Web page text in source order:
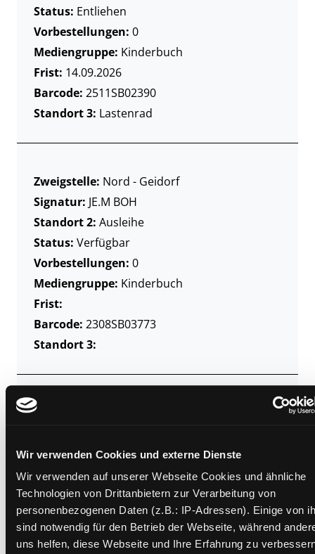
Wir verwenden Cookies und externe Dienste
Wir verwenden auf unserer Webseite Cookies und ähnliche
Technologien von Drittanbietern zur Verarbeitung von
personenbezogenen Daten (z.B.: IP-Adressen). Einige von
sind notwendig für den Betrieb der Webseite, während
uns helfen, diese Webseite und Ihre Erfahrung zu
Status: Entliehen
Vorbestellungen: 0
Mediengruppe: Kinderbuch
Frist: 14.09.2026
Barcode: 2511SB02390
Standort 3: Lastenrad
Zweigstelle: Nord - Geidorf
Signatur: JE.M BOH
Standort 2: Ausleihe
Status: Verfügbar
Vorbestellungen: 0
Mediengruppe: Kinderbuch
Frist:
Barcode: 2308SB03773
Standort 3:
Zweigstelle:
Standort 2:Ausleihe
Status:Verfügbar
Vorbestellungen:0
Mediengruppe: Kinderbuch
Frist: